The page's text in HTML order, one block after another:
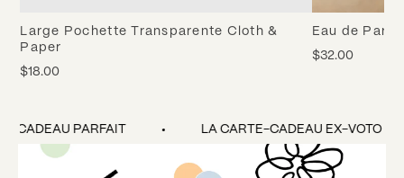
Large Pochette Transparente Cloth &
Paper
$18.00
Eau de
$32.00
CADEAU PARFAIT LA CARTE-CADEAU EX-VOTO